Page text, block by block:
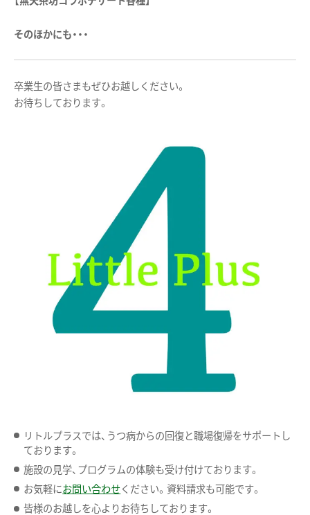
そのほかにも・・・
卒業生の皆さまもぜひお越しください。
お待ちしております。
リトルプラスでは、うつ病からの回復と職場復帰をサポートし
ております。
施設の見学、プログラムの体験も受け付けております。
お気軽にお問い合わせください。資料請求も可能です。
皆様のお越しを心よりお待ちしております。